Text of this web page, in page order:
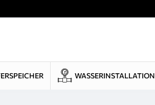
WASSERINSTALLATION